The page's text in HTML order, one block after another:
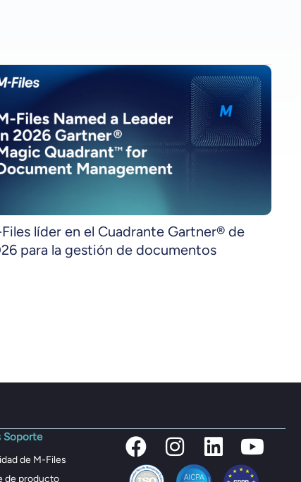
líder en el Cuadrante Gartner® de
para la gestión de documentos
Soporte
de M-Files
de producto